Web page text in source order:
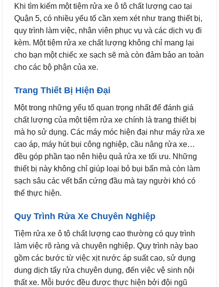
Khi tìm kiếm một tiệm rửa xe ô tô chất lượng cao tại
Quận 5, có nhiều yếu tố cần xem xét như trang thiết bị,
quy trình làm việc, nhân viên phục vụ và các dịch vụ đi
kèm. Một tiệm rửa xe chất lượng không chỉ mang lại
cho bạn một chiếc xe sạch sẽ mà còn đảm bảo an toàn
cho các bộ phận của xe.
Trang Thiết Bị Hiện Đại
Một trong những yếu tố quan trọng nhất để đánh giá
chất lượng của một tiệm rửa xe chính là trang thiết bị
mà họ sử dụng. Các máy móc hiện đại như máy rửa xe
cao áp, máy hút bụi công nghiệp, cầu nâng rửa xe…
đều góp phần tạo nên hiệu quả rửa xe tối ưu. Những
thiết bị này không chỉ giúp loại bỏ bụi bẩn mà còn làm
sạch sâu các vết bẩn cứng đầu mà tay người khó có
thể thực hiện.
Quy Trình Rửa Xe Chuyên Nghiệp
Tiệm rửa xe ô tô chất lượng cao thường có quy trình
làm việc rõ ràng và chuyên nghiệp. Quy trình này bao
gồm các bước từ việc xịt nước áp suất cao, sử dụng
dung dịch tẩy rửa chuyên dụng, đến việc vệ sinh nội
thất xe. Mỗi bước đều được thực hiện bởi đội ngũ